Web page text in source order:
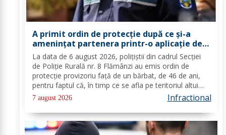
A primit ordin de protecție după ce și-a
amenințat partenera printr-o aplicație de
mesagerie
La data de 6 august 2026, polițiștii din cadrul Secției
de Poliție Rurală nr. 8 Flămânzi au emis ordin de
protecție provizoriu față de un bărbat, de 46 de ani,
pentru faptul că, în timp ce se afla pe teritoriul altui
stat, și-ar fi amenințat partenera, prin intermediul unor
mesaje transmise...
7 august 2026 Infractional